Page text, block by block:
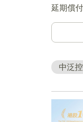
延期償
中泛